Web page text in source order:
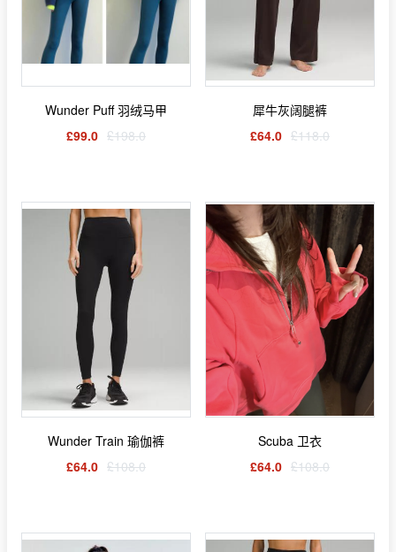
Wunder Puff 羽绒马甲
£99.0 £198.0
犀牛灰阔腿裤
£64.0 £118.0
Wunder Train 瑜伽裤
£64.0 £108.0
Scuba 卫衣
£64.0 £108.0